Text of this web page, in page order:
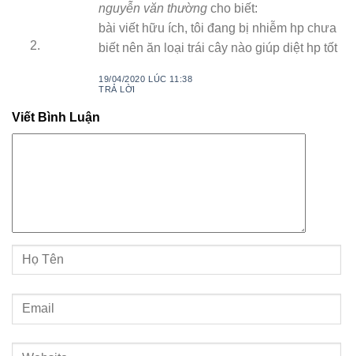
nguyễn văn thường cho biết:
bài viết hữu ích, tôi đang bị nhiễm hp chưa
biết nên ăn loại trái cây nào giúp diệt hp tốt
19/04/2020 LÚC 11:38
TRẢ LỜI
Viết Bình Luận